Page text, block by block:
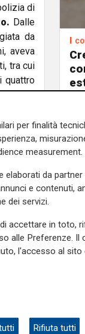
di
Dalle
da
aveva
tra cui
quattro
grati
con la
sul
I
per finalità
measurement.
da
e contenuti,
dei servizi.
accettare in toto,
alle Preferenze.
l'accesso al
Rifiuta tutti